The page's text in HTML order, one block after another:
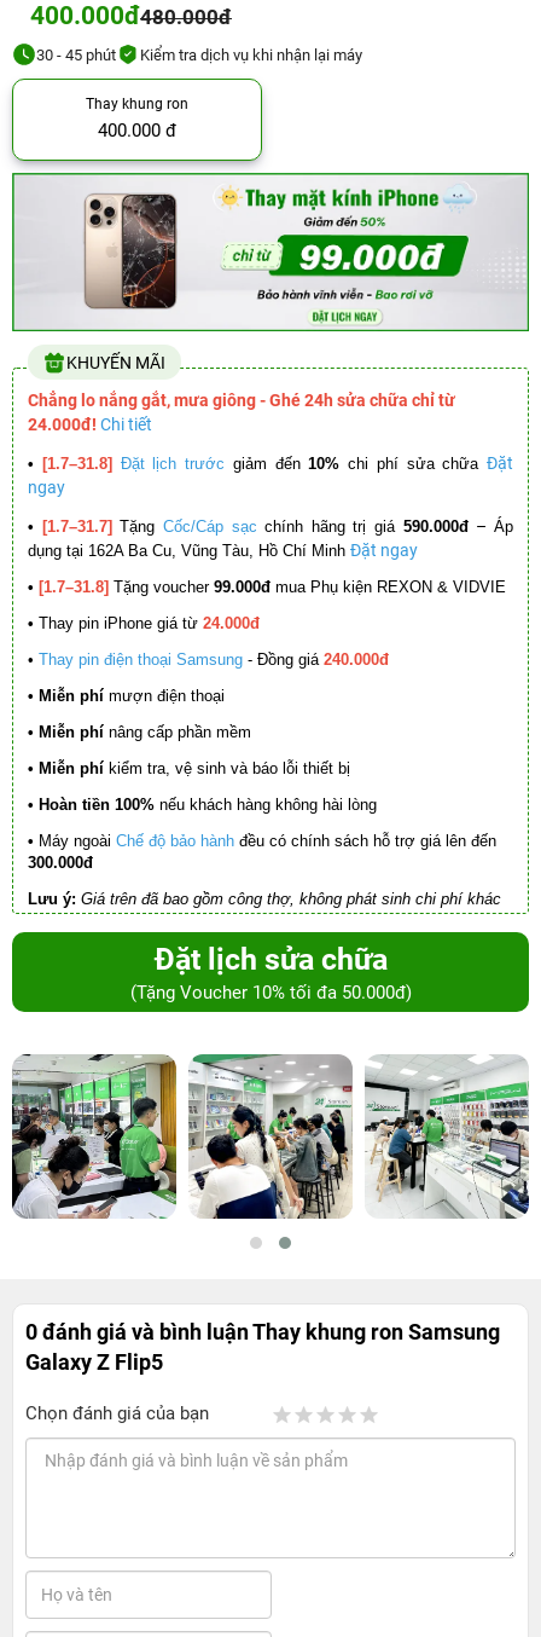
400.000đ480.000đ
30 - 45 phút Kiểm tra dịch vụ khi nhận lại máy
Thay khung ron
400.000 đ
KHUYẾN MÃI
Chẳng lo nắng gắt, mưa giông - Ghé 24h sửa chữa chỉ từ
24.000đ! Chi tiết
• [1.7–31.8] Đặt lịch trước giảm đến10% chi phí sửa chữa Đặt
ngay
• [1.7–31.7] Tặng Cốc/Cáp sạc chính hãng trị giá 590.000đ –Áp
dụng tại 162A Ba Cu, Vũng Tàu, Hồ Chí Minh Đặt ngay
• [1.7–31.8] Tặng voucher 99.000đ mua Phụ kiện REXON & VIDVIE
• Thay pin iPhone giá từ 24.000đ
• Thay pin điện thoại Samsung - Đồng giá 240.000đ
• Miễn phí mượn điện thoại
• Miễn phí nâng cấp phần mềm
• Miễn phí kiểm tra, vệ sinh và báo lỗi thiết bị
• Hoàn tiền 100% nếu khách hàng không hài lòng
• Máy ngoài Chế độ bảo hành đều có chính sách hỗ trợ giá lên đến
300.000đ
Lưu ý: Giá trên đã bao gồm công thợ, không phát sinh chi phí khác
Đặt lịch sửa chữa
(Tặng Voucher 10% tối đa 50.000đ)
0 đánh giá và bình luậnThay khung ron Samsung
Galaxy Z Flip5
Chọn đánh giá của bạn